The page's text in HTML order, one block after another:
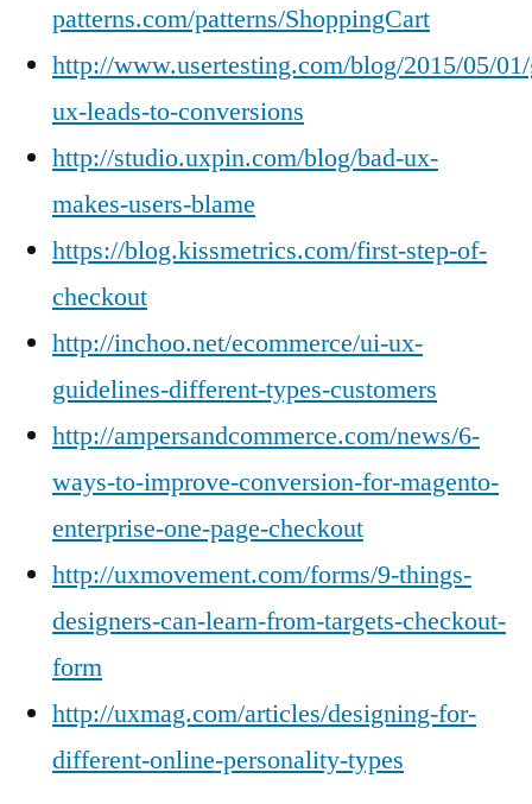
patterns.com/patterns/ShoppingCart
http://www.usertesting.com/blog/2015/05/
ux-leads-to-conversions
http://studio.uxpin.com/blog/bad-ux-
makes-users-blame
https://blog.kissmetrics.com/first-step-of-
checkout
http://inchoo.net/ecommerce/ui-ux-
guidelines-different-types-customers
http://ampersandcommerce.com/news/6-
ways-to-improve-conversion-for-magento-
enterprise-one-page-checkout
http://uxmovement.com/forms/9-things-
designers-can-learn-from-targets-checkout-
form
http://uxmag.com/articles/designing-for-
different-online-personality-types